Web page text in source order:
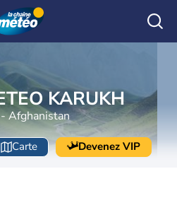
KARUKH
Afghanistan
Carte Devenez VIP